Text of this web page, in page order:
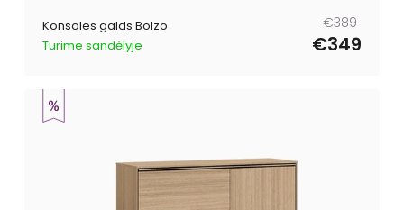
Konsoles galds Bolzo
Turime sandėlyje
Parastā
cena
€389
Pārdošanas
cena€349